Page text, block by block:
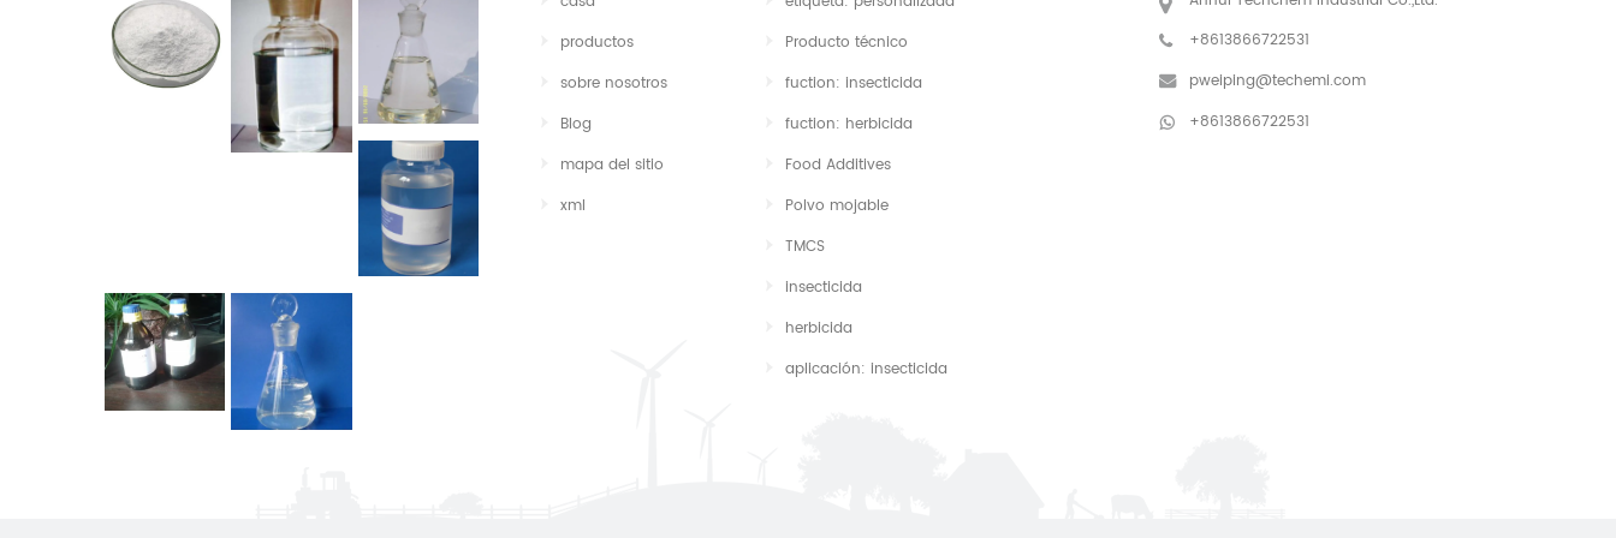
productos
sobre nosotros
Blog
mapa del sitio
xml
Producto técnico
fuction: insecticida
fuction: herbicida
Food Additives
Polvo mojable
TMCS
insecticida
herbicida
aplicación: insecticida
+8613866722531
pweiping@techemi.com
+8613866722531